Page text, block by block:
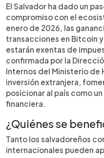
Escuchar artículo
A partir del 1 de enero
aplicará un 0% de
de capital generadas
Bitcoin y otras
anunciada por el
convertir al país en un
inversionistas
inviertan más de 3
del impuesto sobre la
ganancias. La medida
nacional de innovación
oportunidades para
salvadoreños y la
sin cargas fiscales
El Salvador ha dado un
compromiso con el
enero de 2026, las
transacciones en Bitcoin
estarán exentas de
confirmada por la
Internos del Ministerio de
inversión extranjera,
posicionar al país como
financiera.
¿Quiénes se
Tanto los salvadoreños
internacionales pueden